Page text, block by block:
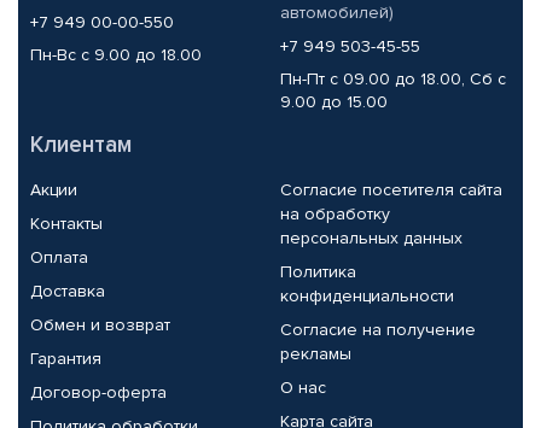
+7 949 00-00-550
Пн-Вс с 9.00 до 18.00
автомобилей)
+7 949 503-45-55
Пн-Пт с 09.00 до 18.00, Сб с
9.00 до 15.00
Клиентам
Акции
Контакты
Оплата
Доставка
Обмен и возврат
Гарантия
Договор-оферта
Согласие посетителя сайта
на обработку
персональных данных
Политика
конфиденциальности
Согласие на получение
рекламы
О нас
Карта сайта